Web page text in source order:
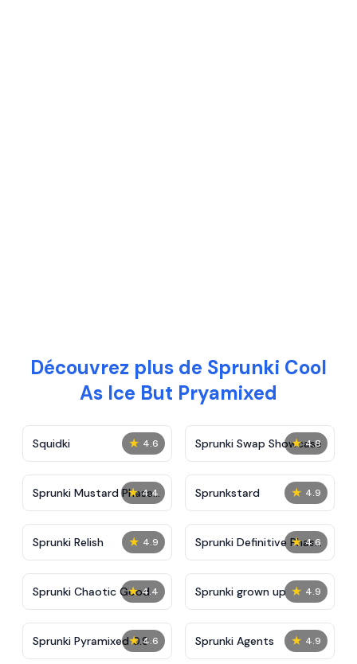
Découvrez plus de Sprunki Cool
As Ice But Pryamixed
★ 4.6
Squidki ★ 4.8
Sprunki Swap Showcase
★ 4.4
Sprunki Mustard Phase
2
★ 4.9
Sprunkstard
★ 4.9
Sprunki Relish ★ 4.6
Sprunki Definitive Phase
7
★ 4.4
Sprunki Chaotic Good ★ 4.9
Sprunki grown up
★ 4.6
Sprunki Pyramixed 0.9 ★ 4.9
Sprunki Agents